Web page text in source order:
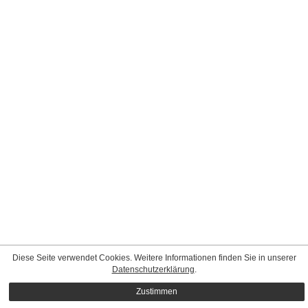
Diese Seite verwendet Cookies. Weitere Informationen finden Sie in unserer
Datenschutzerklärung.
Zustimmen